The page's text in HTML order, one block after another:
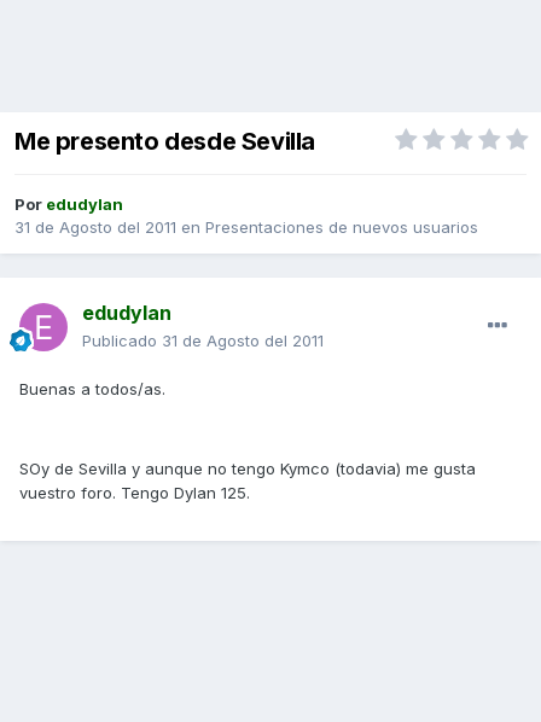
Me presento desde Sevilla
Por edudylan
31 de Agosto del 2011 en Presentaciones de nuevos usuarios
edudylan
Publicado 31 de Agosto del 2011
Buenas a todos/as.
SOy de Sevilla y aunque no tengo Kymco (todavia) me gusta
vuestro foro. Tengo Dylan 125.